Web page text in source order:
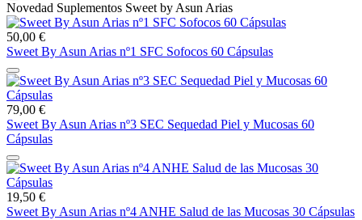
Novedad Suplementos Sweet by Asun Arias
50,00 €
Sweet By Asun Arias nº1 SFC Sofocos 60 Cápsulas
79,00 €
Sweet By Asun Arias nº3 SEC Sequedad Piel y Mucosas 60
Cápsulas
19,50 €
Sweet By Asun Arias nº4 ANHE Salud de las Mucosas 30 Cápsulas